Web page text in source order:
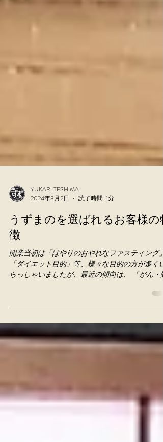
YUKARI TESHIMA
2024年3月2日
読了時間: 1分
うずまのを選ばれるお客様の特
徴
開業当初は「はやりのおやれなファスティング」
「ダイエット目的」等、様々な目的の方が多くい
たい！」 「人生の転機にデトックスを！」 等、
度な目標の方がかなり増えてきました。...